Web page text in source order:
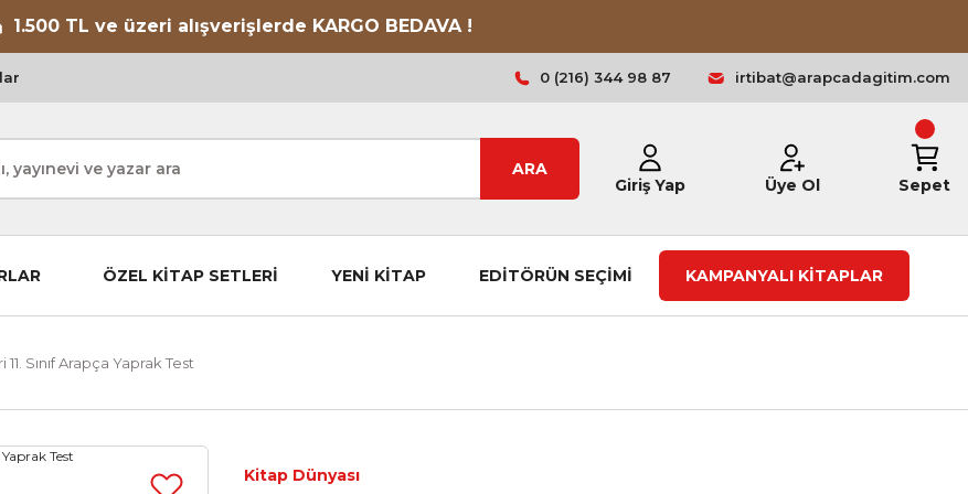
1.500 TL ve üzeri alışverişlerde KARGO BEDAVA !
0 (216) 344 98 87 irtibat@arapcadagitim.com
ARA
Giriş Yap
Üye Ol Sepet
ÖZEL KİTAP SETLERİ YENİ KİTAP EDİTÖRÜN SEÇİMİ KAMPANYALI KİTAPLAR
Sınıf Arapça Yaprak Test
Kitap Dünyası